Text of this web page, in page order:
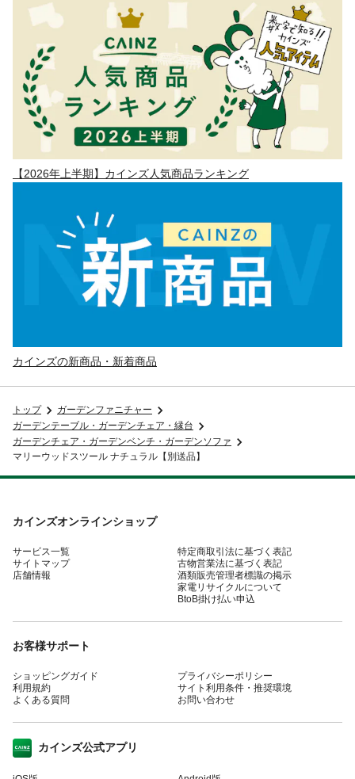
【2026年上半期】カインズ人気商品ランキング
カインズの新商品・新着商品
トップ
ガーデンファニチャー
ガーデンテーブル・ガーデンチェア・縁台
ガーデンチェア・ガーデンベンチ・ガーデンソファ
マリーウッドスツール ナチュラル【別送品】
カインズオンラインショップ
サービス一覧
サイトマップ
店舗情報
特定商取引法に基づく表記
古物営業法に基づく表記
酒類販売管理者標識の掲示
家電リサイクルについて
BtoB掛け払い申込
お客様サポート
ショッピングガイド
利用規約
よくある質問
プライバシーポリシー
サイト利用条件・推奨環境
お問い合わせ
カインズ公式アプリ